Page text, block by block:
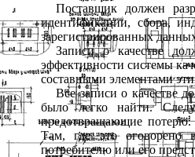
Поставщик должен
идентификации, сбора,
зарегистрированных
Записи о качестве
эффективности системы
составными элементами
Все записи о качестве
было легко найти.
предотвращающие потерю.
Там, где это оговорено в
потребителю или его